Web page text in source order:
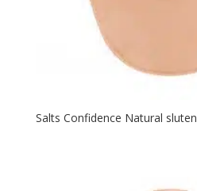
Salts Confidence Natural sluten